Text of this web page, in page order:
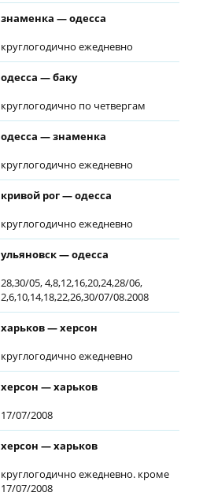
знаменка — одесса
круглогодично ежедневно
одесса — баку
круглогодично по четвергам
одесса — знаменка
круглогодично ежедневно
кривой рог — одесса
круглогодично ежедневно
ульяновск — одесса
28,30/05, 4,8,12,16,20,24,28/06,
2,6,10,14,18,22,26,30/07/08.2008
харьков — херсон
круглогодично ежедневно
херсон — харьков
17/07/2008
херсон — харьков
круглогодично ежедневно. кроме
17/07/2008